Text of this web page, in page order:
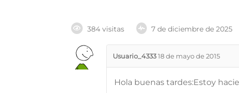
384 visitas 7 de diciembre de 2025
Usuario_433318 de mayo de 2015
Hola buenas tardes:Estoy